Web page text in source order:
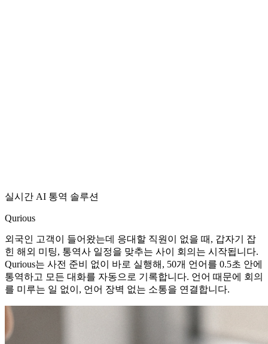
실시간 AI 통역 솔루션
Qurious
외국인 고객이 들어왔는데 응대할 직원이 없을 때, 갑자기 잡
힌 해외 미팅, 통역사 일정을 맞추는 사이 회의는 시작됩니다.
Qurious는 사전 준비 없이 바로 실행해, 50개 언어를 0.5초 안에
통역하고 모든 대화를 자동으로 기록합니다. 언어 때문에 회의
를 미루는 일 없이, 언어 장벽 없는 소통을 연결합니다.